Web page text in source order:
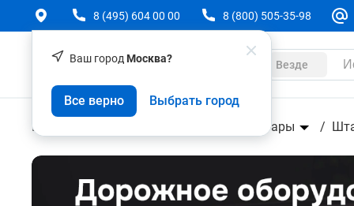
Ваш город Москва?
Все верно Выбрать город
8 (495) 604 00 00 8 (800) 505-35-98
Везде
Геодезическое оборудование Аксессуары